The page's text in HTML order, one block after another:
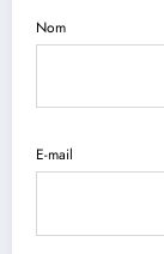
Nom
E-mail